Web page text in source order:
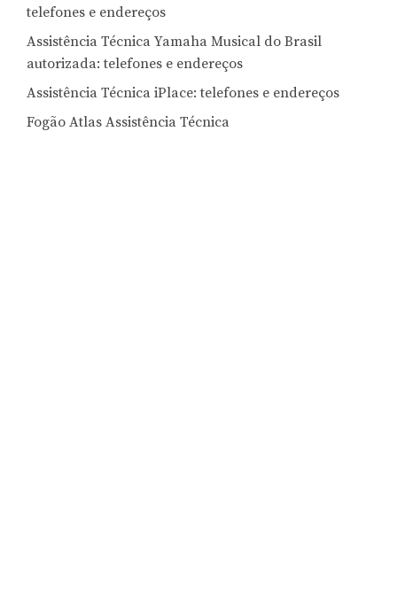
telefones e endereços
Assistência Técnica Yamaha Musical do Brasil
autorizada: telefones e endereços
Assistência Técnica iPlace: telefones e endereços
Fogão Atlas Assistência Técnica